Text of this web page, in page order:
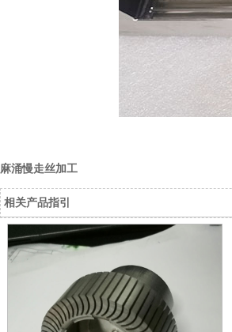
麻涌慢走丝加工
相关产品指引